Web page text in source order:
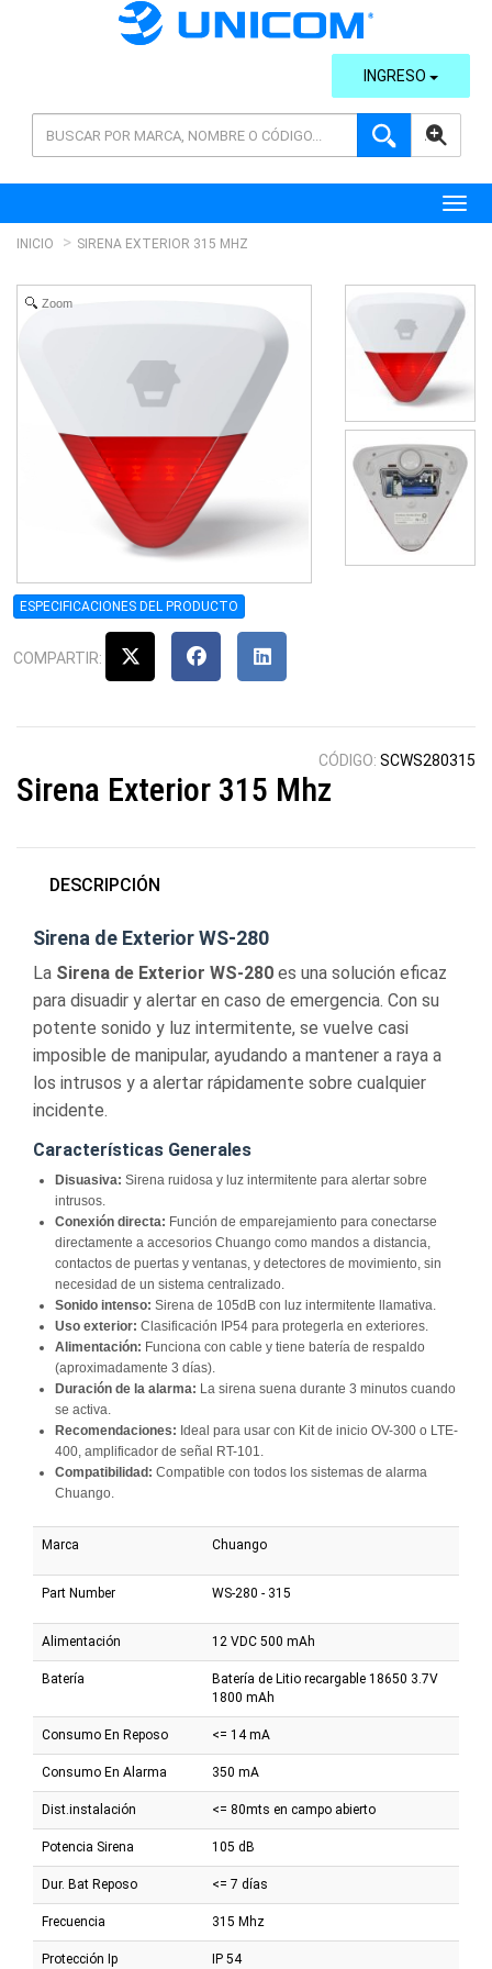
AVANZADA
INGRESO
INICIO SIRENA EXTERIOR 315 MHZ
Zoom
ESPECIFICACIONES DEL PRODUCTO
COMPARTIR:
CÓDIGO: SCWS280315
Sirena Exterior 315 Mhz
DESCRIPCIÓN
Sirena de Exterior WS-280
La Sirena de Exterior WS-280 es una solución eficaz
para disuadir y alertar en caso de emergencia. Con su
potente sonido y luz intermitente, se vuelve casi
imposible de manipular, ayudando a mantener a raya a
los intrusos y a alertar rápidamente sobre cualquier
incidente.
Características Generales
Disuasiva: Sirena ruidosa y luz intermitente para alertar sobre
intrusos.
Conexión directa: Función de emparejamiento para conectarse
directamente a accesorios Chuango como mandos a distancia,
contactos de puertas y ventanas, y detectores de movimiento, sin
necesidad de un sistema centralizado.
Sonido intenso: Sirena de 105dB con luz intermitente llamativa.
Uso exterior: Clasificación IP54 para protegerla en exteriores.
Alimentación: Funciona con cable y tiene batería de respaldo
(aproximadamente 3 días).
Duración de la alarma: La sirena suena durante 3 minutos cuando
se activa.
Recomendaciones: Ideal para usar con Kit de inicio OV-300 o LTE-
400, amplificador de señal RT-101.
Compatibilidad: Compatible con todos los sistemas de alarma
Chuango.
Marca Chuango
Part Number WS-280 - 315
Alimentación 12 VDC 500 mAh
Batería
Batería de Litio recargable 18650 3.7V
1800 mAh
Consumo En Reposo <= 14 mA
Consumo En Alarma 350 mA
Dist.instalación <= 80mts en campo abierto
Potencia Sirena 105 dB
Dur. Bat Reposo <= 7 días
Frecuencia 315 Mhz
Protección Ip IP 54